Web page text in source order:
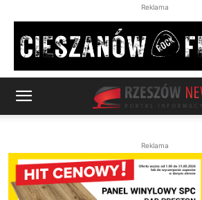
Reklama
Reklama